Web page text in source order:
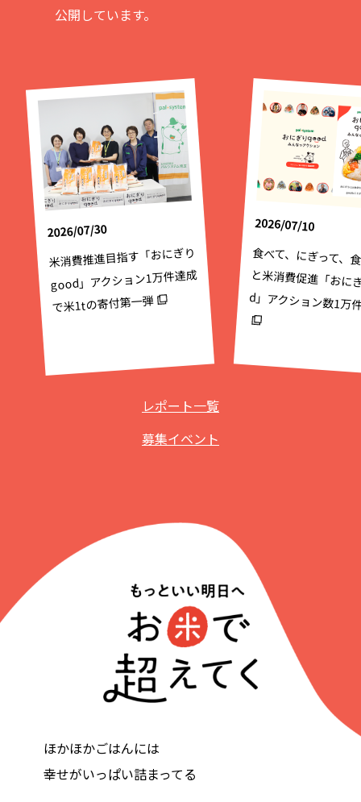
公開しています。
2026/07/30
米消費推進目指す「おにぎり
good」アクション1万件達成
で米1tの寄付第一弾
2026/07/10
食べて、にぎって、
と米消費促進「おに
d」アクション数1万
レポート一覧
募集イベント
ほかほかごはんには
幸せがいっぱい詰まってる